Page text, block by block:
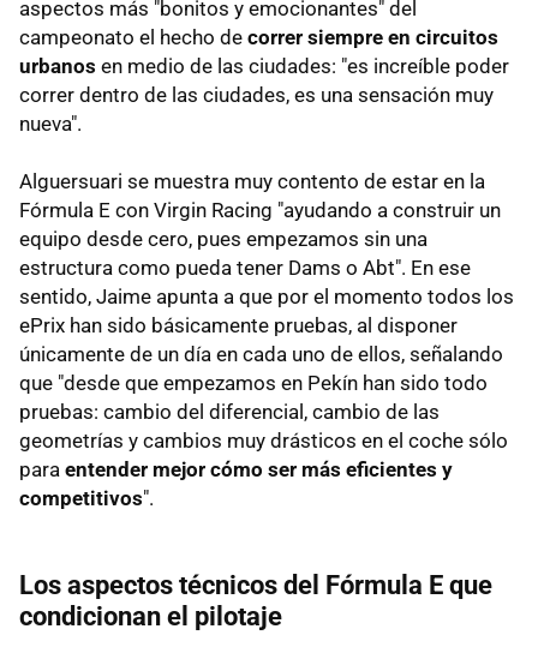
aspectos más "bonitos y emocionantes" del
campeonato el hecho de correr siempre en circuitos
urbanos en medio de las ciudades: "es increíble poder
correr dentro de las ciudades, es una sensación muy
nueva".
Alguersuari se muestra muy contento de estar en la
Fórmula E con Virgin Racing "ayudando a construir un
equipo desde cero, pues empezamos sin una
estructura como pueda tener Dams o Abt". En ese
sentido, Jaime apunta a que por el momento todos los
ePrix han sido básicamente pruebas, al disponer
únicamente de un día en cada uno de ellos, señalando
que "desde que empezamos en Pekín han sido todo
pruebas: cambio del diferencial, cambio de las
geometrías y cambios muy drásticos en el coche sólo
para entender mejor cómo ser más eficientes y
competitivos".
Los aspectos técnicos del Fórmula E que
condicionan el pilotaje